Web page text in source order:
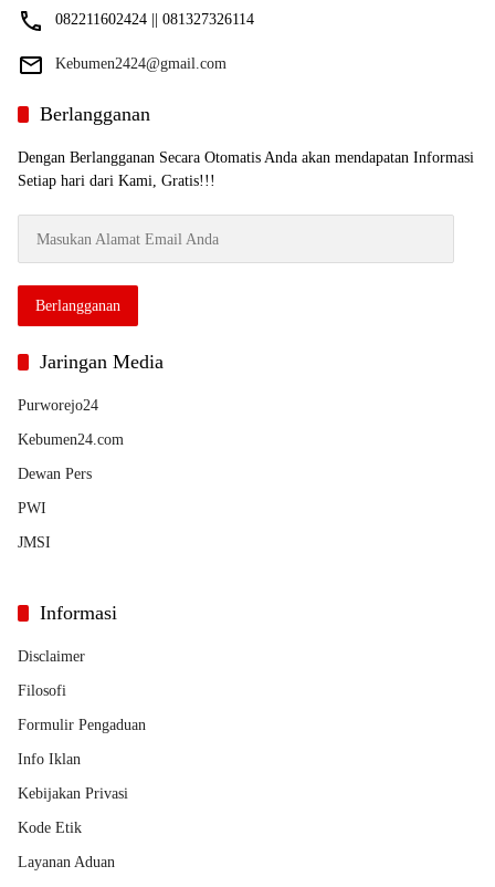
082211602424 || 081327326114
Kebumen2424@gmail.com
Berlangganan
Dengan Berlangganan Secara Otomatis Anda akan mendapatan Informasi
Setiap hari dari Kami, Gratis!!!
Alamat
Berlangganan
Jaringan Media
Purworejo24
Kebumen24.com
Dewan Pers
PWI
JMSI
Informasi
Disclaimer
Filosofi
Formulir Pengaduan
Info Iklan
Kebijakan Privasi
Kode Etik
Layanan Aduan